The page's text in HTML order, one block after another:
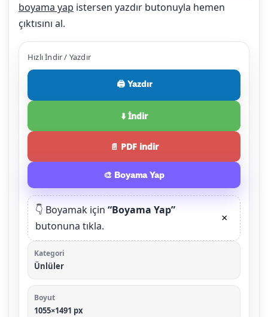
boyama yap istersen yazdır butonuyla hemen
çıktısını al.
Hızlı İndir / Yazdır
🖨️ Yazdır
⬇️ İndir
📄 PDF indir
🎨 Boyama Yap
👇 Boyamak için “Boyama Yap”
butonuna tıkla.
×
Kategori
Ünlüler
Boyut
1055×1491 px